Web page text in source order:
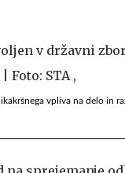
vpliva na delo in